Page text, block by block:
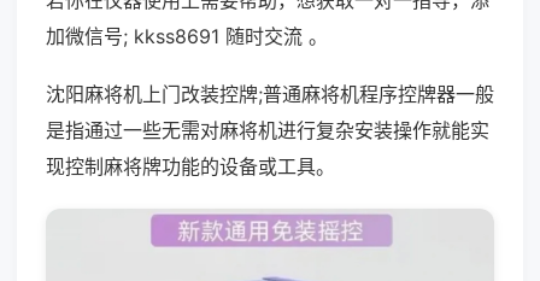
加微信号; kkss8691 随时交流 。
沈阳麻将机上门改装控牌;普通麻将机程序控牌器一般
是指通过一些无需对麻将机进行复杂安装操作就能实
现控制麻将牌功能的设备或工具。